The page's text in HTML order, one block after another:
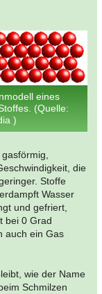
eines
(Quelle:
)
die
Stoffe
Wasser
und gefriert,
bei 0 Grad
auch ein Gas
wie der Name
Schmilzen